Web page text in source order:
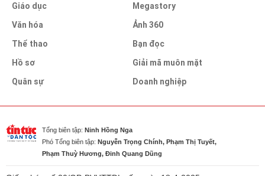
Giáo dục
Văn hóa
Thể thao
Hồ sơ
Quân sự
Megastory
Ảnh 360
Bạn đọc
Giải mã muôn mặt
Doanh nghiệp
Tổng biên tập: Ninh Hồng Nga
Phó Tổng biên tập: Nguyễn Trọng Chính, Phạm Thị Tuyết,
Phạm Thuỳ Hương, Đinh Quang Dũng